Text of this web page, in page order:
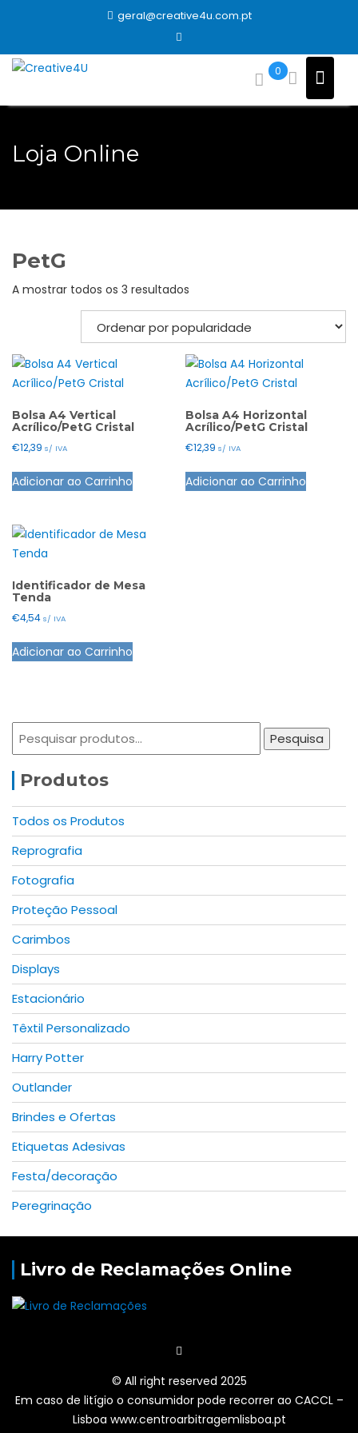
geral@creative4u.com.pt
0
Loja Online
PetG
A mostrar todos os 3 resultados
por
popularidade
Bolsa A4 Vertical
Acrílico/PetG Cristal
€12,39 s/ IVA
Adicionar ao Carrinho
Bolsa A4 Horizontal
Acrílico/PetG Cristal
€12,39 s/ IVA
Adicionar ao Carrinho
Identificador de Mesa
Tenda
€4,54 s/ IVA
Adicionar ao Carrinho
Pesquisar
Pesquisa
Produtos
Todos os Produtos
Reprografia
Fotografia
Proteção Pessoal
Carimbos
Displays
Estacionário
Têxtil Personalizado
Harry Potter
Outlander
Brindes e Ofertas
Etiquetas Adesivas
Festa/decoração
Peregrinação
Livro de Reclamações Online
© All right reserved 2025
Em caso de litígio o consumidor pode recorrer ao CACCL –
Lisboa www.centroarbitragemlisboa.pt